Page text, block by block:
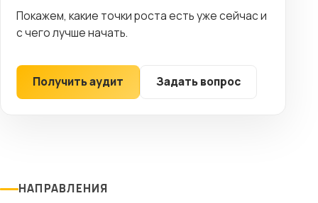
Покажем, какие точки роста есть уже сейчас и
с чего лучше начать.
Получить аудит Задать вопрос
НАПРАВЛЕНИЯ